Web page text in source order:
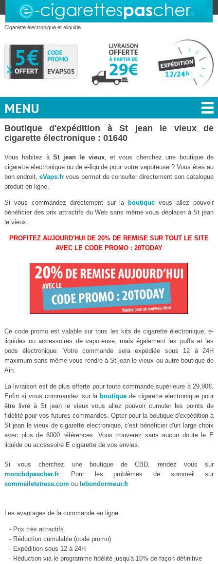
Cigarette électronique et eliquide
MENU
Boutique d'expédition à St jean le vieux de
cigarette électronique : 01640
Vous habitez àSt jean le vieux, et vous cherchez une boutique de
cigarette electronique ou de e-liquide pour votre vapoteuse ? Vous êtes au
bon endroit, eVaps.frvous permet de consulter directement son catalogue
produit en ligne.
Si vous commandez directement sur la boutique vous allez pouvoir
bénéficier des prix attractifs du Web sans même vous déplacer à St jean
le vieux.
PROFITEZ AUJOURD'HUI DE 20% DE REMISE SUR TOUT LE SITE
AVEC LE CODE PROMO : 20TODAY
Ce code promo est valable sur tous les kits de cigarette électronique, e-
liquides ou accessoires de vapoteuse, mais également les puffs et les
pods électronique. Votre commande sera expédiée sous 12 à 24H
maximum sans même vous rendre à St jean le vieux ou autre boutique de
Ain.
La livraison est de plus offerte pour toute commande supérieure à 29,90€.
Enfin si vous commandez sur la boutique de cigarette electronique pour
être livré à St jean le vieux vous allez pouvoir cumuler les points de
fidélité pour vos futures commandes. Opter pour la boutique d'expédition à
St jean le vieux de cigarette electronique, c'est bénéficier d'un large choix
avec plus de 6000 références. Vous trouverez sans aucun doute le E
liquide ou accessoire E cigarette de vos envies.
Si vous cherchez une boutique de CBD, rendez vous sur
moncbdpascher.fr. Pour les problèmes de sommeil sur
sommeiletstress.com ou lebondormeur.fr
Les avantages de la commande en ligne :
- Prix très attractifs
- Réduction cumulable (code promo)
- Expédition sous 12 à 24H
- Réduction via le programme fidélité jusqu'à 10% de façon définitive